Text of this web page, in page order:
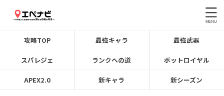
攻略TOP 最強キャラ 最強武器
スパレジェ ランクへの道 ボットロイヤル
APEX2.0 新キャラ 新シーズン